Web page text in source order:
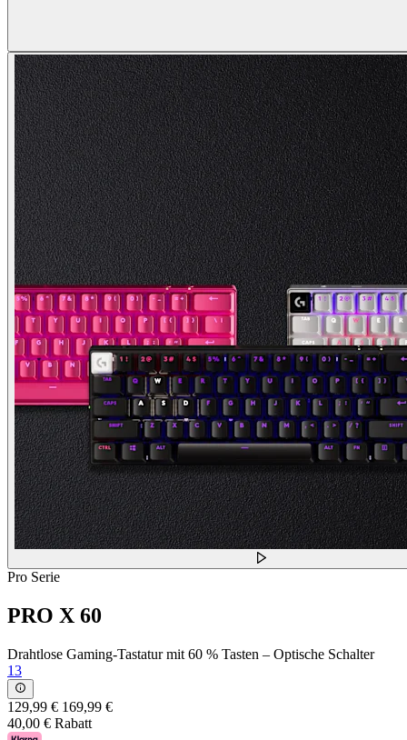
Pro Serie
PRO X 60
Drahtlose Gaming-Tastatur mit 60 % Tasten – Optische Schalter
13
129,99 € 169,99 €
40,00 € Rabatt